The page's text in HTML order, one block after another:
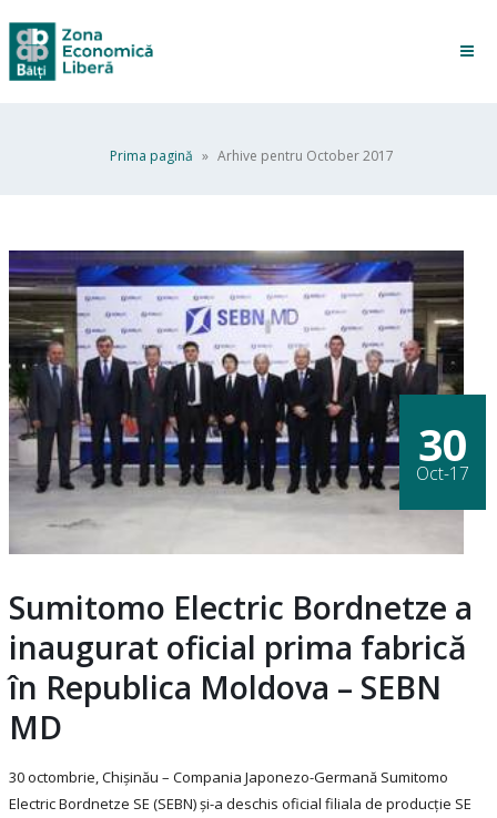
Prima pagină » Arhive pentru October 2017
30
Oct-17
Sumitomo Electric Bordnetze a
inaugurat oficial prima fabrică
în Republica Moldova – SEBN
MD
30 octombrie, Chișinău – Compania Japonezo-Germană Sumitomo
Electric Bordnetze SE (SEBN) și-a deschis oficial filiala de producție SE